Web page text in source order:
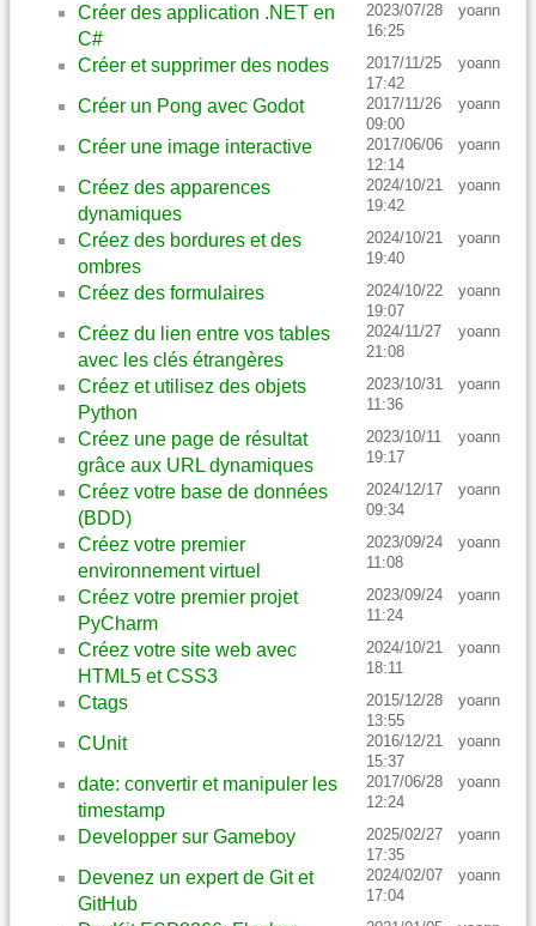
Créer des application .NET en
C#
2023/07/28
16:25
yoann
Créer et supprimer des nodes
2017/11/25
17:42
yoann
Créer un Pong avec Godot
2017/11/26
09:00
yoann
Créer une image interactive
2017/06/06
12:14
yoann
Créez des apparences
dynamiques
2024/10/21
19:42
yoann
Créez des bordures et des
ombres
2024/10/21
19:40
yoann
Créez des formulaires
2024/10/22
19:07
yoann
Créez du lien entre vos tables
avec les clés étrangères
2024/11/27
21:08
yoann
Créez et utilisez des objets
Python
2023/10/31
11:36
yoann
Créez une page de résultat
grâce aux URL dynamiques
2023/10/11
19:17
yoann
Créez votre base de données
(BDD)
2024/12/17
09:34
yoann
Créez votre premier
environnement virtuel
2023/09/24
11:08
yoann
Créez votre premier projet
PyCharm
2023/09/24
11:24
yoann
Créez votre site web avec
HTML5 et CSS3
2024/10/21
18:11
yoann
Ctags
2015/12/28
13:55
yoann
CUnit
2016/12/21
15:37
yoann
date: convertir et manipuler les
timestamp
2017/06/28
12:24
yoann
Developper sur Gameboy
2025/02/27
17:35
yoann
Devenez un expert de Git et
GitHub
2024/02/07
17:04
yoann